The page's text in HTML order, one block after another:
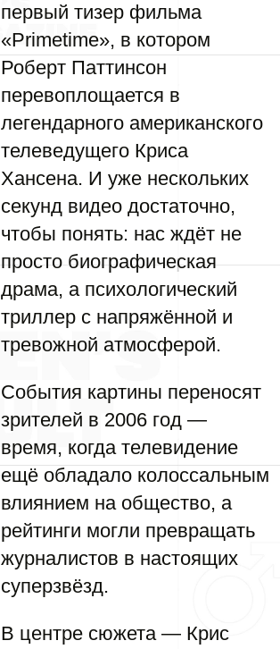
первый тизер фильма
«Primetime», в котором
Роберт Паттинсон
перевоплощается в
легендарного американского
телеведущего Криса
Хансена. И уже нескольких
секунд видео достаточно,
чтобы понять: нас ждёт не
просто биографическая
драма, а психологический
триллер с напряжённой и
тревожной атмосферой.
События картины переносят
зрителей в 2006 год —
время, когда телевидение
ещё обладало колоссальным
влиянием на общество, а
рейтинги могли превращать
журналистов в настоящих
суперзвёзд.
В центре сюжета — Крис